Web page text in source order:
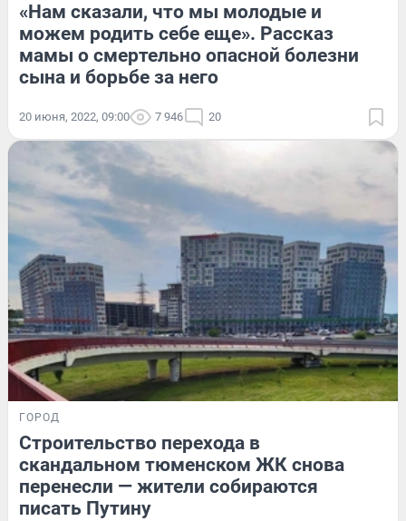
«Нам сказали, что мы молодые и
можем родить себе еще». Рассказ
мамы о смертельно опасной болезни
сына и борьбе за него
20 июня, 2022, 09:00 7 946 20
ГОРОД
Строительство перехода в
скандальном тюменском ЖК снова
перенесли — жители собираются
писать Путину